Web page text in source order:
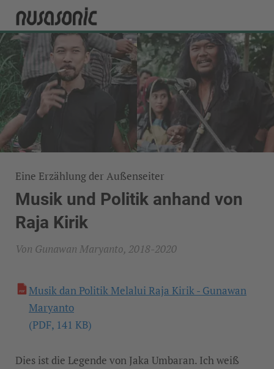
Eine Erzählung der Außenseiter
Musik und Politik anhand von
Raja Kirik
Von Gunawan Maryanto, 2018-2020
Musik dan Politik Melalui Raja Kirik - Gunawan
Maryanto
(PDF, 141 KB)
Dies ist die Legende von Jaka Umbaran. Ich weiß